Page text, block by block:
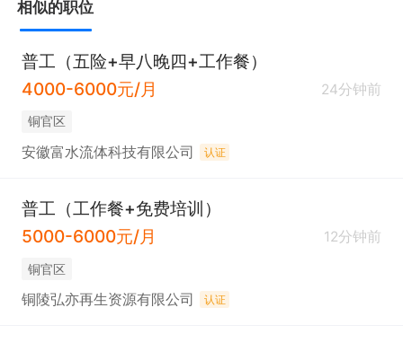
相似的职位
普工（五险+早八晚四+工作餐）
4000-6000元/月
24分钟前
铜官区
安徽富水流体科技有限公司 认证
普工（工作餐+免费培训）
5000-6000元/月
12分钟前
铜官区
铜陵弘亦再生资源有限公司 认证